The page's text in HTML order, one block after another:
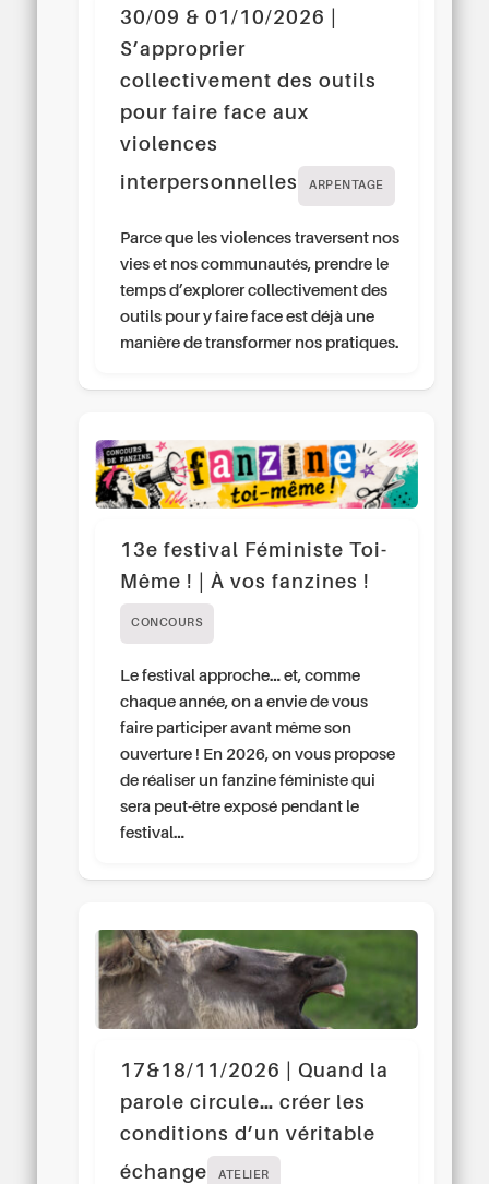
30/09 & 01/10/2026 |
S’approprier
collectivement des outils
pour faire face aux
violences
interpersonnelles
ARPENTAGE
Parce que les violences traversent nos
vies et nos communautés, prendre le
temps d’explorer collectivement des
outils pour y faire face est déjà une
manière de transformer nos pratiques.
13e festival Féministe Toi-
Même ! | À vos fanzines !
CONCOURS
Le festival approche… et, comme
chaque année, on a envie de vous
faire participer avant même son
ouverture ! En 2026, on vous propose
de réaliser un fanzine féministe qui
sera peut-être exposé pendant le
festival…
17&18/11/2026 | Quand la
parole circule… créer les
conditions d’un véritable
échange
ATELIER